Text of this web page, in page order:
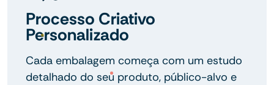
Processo Criativo
Personalizado
Cada embalagem começa com um estudo
detalhado do seu produto, público-alvo e